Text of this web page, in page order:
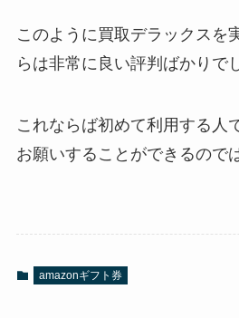
このように買取デラックスを
らは非常に良い評判ばかりで
これならば初めて利用する人
お願いすることができるので
amazonギフト券